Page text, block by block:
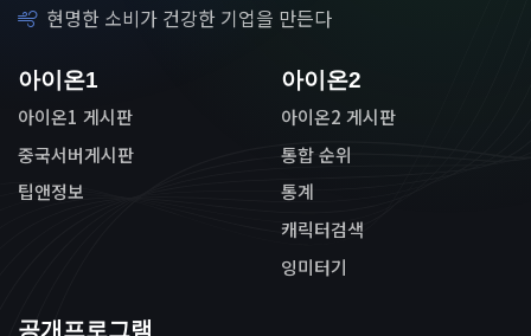
현명한 소비가 건강한 기업을 만든다
아이온1
아이온1 게시판
중국서버게시판
팁앤정보
아이온2
아이온2 게시판
통합 순위
통계
캐릭터검색
잉미터기
공개프로그램